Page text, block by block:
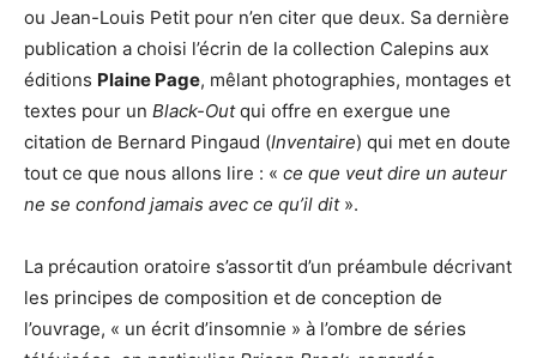
ou Jean-Louis Petit pour n’en citer que deux. Sa dernière
publication a choisi l’écrin de la collection Calepins aux
éditions Plaine Page, mêlant photographies, montages et
textes pour un Black-Outqui offre en exergue une
citation de Bernard Pingaud (Inventaire) qui met en doute
tout ce que nous allons lire : « ce que veut dire un auteur
ne se confond jamais avec ce qu’il dit».
La précaution oratoire s’assortit d’un préambule décrivant
les principes de composition et de conception de
l’ouvrage, « un écrit d’insomnie » à l’ombre de séries